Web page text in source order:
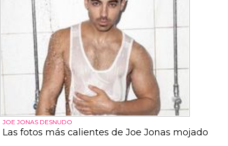
JOE JONAS DESNUDO
Las fotos más calientes de Joe Jonas mojado